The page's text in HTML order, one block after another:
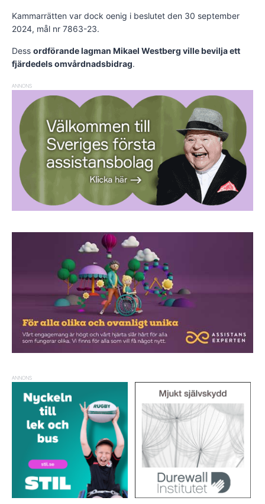
Kammarrätten var dock oenig i beslutet den 30 september
2024, mål nr 7863-23.
Dess ordförande lagman Mikael Westberg ville bevilja ett
fjärdedels omvårdnadsbidrag.
ANNONS
ANNONS